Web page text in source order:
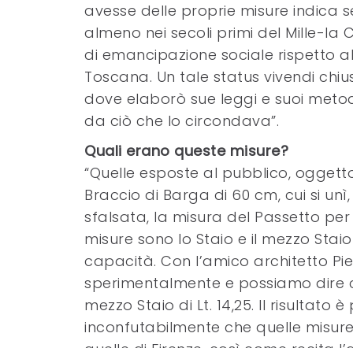
avesse delle proprie misure indica
almeno nei secoli primi del Mille-
di emancipazione sociale rispetto
Toscana. Un tale status vivendi
dove elaborò sue leggi e suoi
da ciò che lo circondava”.
Quali erano queste misure?
“Quelle esposte al pubblico,
Braccio di Barga di 60 cm, cui si
sfalsata, la misura del Passetto
misure sono lo Staio e il mezzo
capacità. Con l’amico architetto
sperimentalmente e possiamo dire
mezzo Staio di Lt. 14,25. Il risultato
inconfutabilmente che quelle